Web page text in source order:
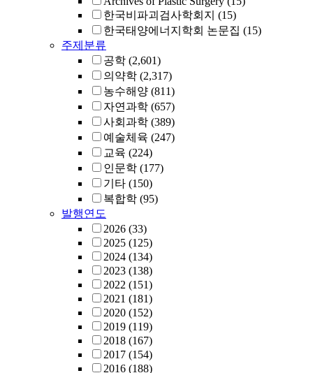
한국비파괴검사학회지 (15)
한국태양에너지학회 논문집 (15)
주제분류
공학 (2,601)
의약학 (2,317)
농수해양 (811)
자연과학 (657)
사회과학 (389)
예술체육 (247)
교육 (224)
인문학 (177)
기타 (150)
복합학 (95)
발행연도
2026 (33)
2025 (125)
2024 (134)
2023 (138)
2022 (151)
2021 (181)
2020 (152)
2019 (119)
2018 (167)
2017 (154)
2016 (188)